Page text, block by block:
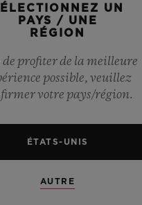
UN
PAYS / UNE
RÉGION
profiter de la meilleure
possible, veuillez
votre pays/région.
ÉTATS-UNIS
AUTRE